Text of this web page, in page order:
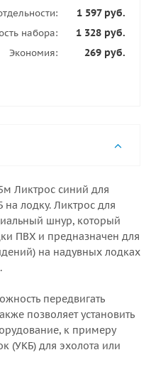
1 597 руб.
набора: 1 328 руб.
Экономия: 269 руб.
Ликтрос синий для
лодку. Ликтрос для
шнур, который
ПВХ и предназначен для
на надувных лодках
передвигать
позволяет установить
к примеру
(УКБ) для эхолота или